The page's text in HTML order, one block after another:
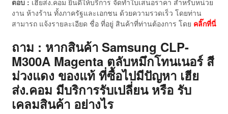
งาน ห้างร้าน ทั้งภาครัฐและเอกชน ด้วยความรวดเร็ว โดยท่าน
สามารถ แจ้งรายละเอียด ชื่อ ที่อยู่ สินค้าที่ท่านต้องการ โดย คลิ๊กที่นี่
ถาม : หากสินค้า Samsung CLP-
M300A Magenta ตลับหมึกโทนเนอร์ สี
ม่วงแดง ของแท้ ที่ซื้อไปมีปัญหา เฮีย
ส่ง.คอม มีบริการรับเปลี่ยน หรือ รับ
เคลมสินค้า อย่างไร